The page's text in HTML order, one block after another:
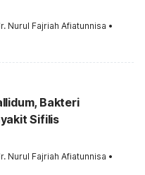
Nurul Fajriah Afiatunnisa •
Bakteri
Sifilis
Nurul Fajriah Afiatunnisa •